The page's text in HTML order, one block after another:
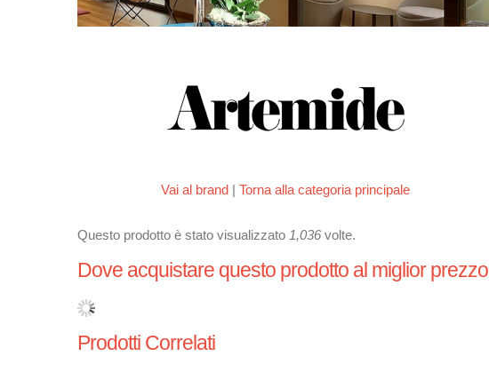
Vai al brand | Torna alla categoria principale
Questo prodotto è stato visualizzato 1,036 volte.
Dove acquistare questo prodotto al miglior prezzo
Prodotti Correlati